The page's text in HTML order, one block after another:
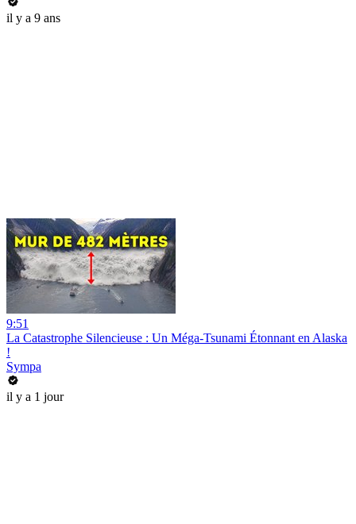
il y a 9 ans
9:51
La Catastrophe Silencieuse : Un Méga-Tsunami Étonnant en Alaska
!
Sympa
il y a 1 jour